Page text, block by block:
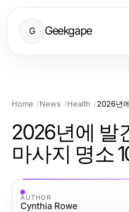
G Geekgape
Home News Health 2026년
2026년에 발
마사지 명소
AUTHOR
Cynthia Rowe